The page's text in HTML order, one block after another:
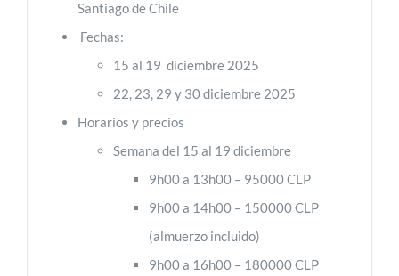
Santiago de Chile
Fechas:
15 al 19 diciembre 2025
22, 23, 29 y 30 diciembre 2025
Horarios y precios
Semana del 15 al 19 diciembre
9h00 a 13h00 – 95000 CLP
9h00 a 14h00 – 150000 CLP
(almuerzo incluido)
9h00 a 16h00 – 180000 CLP